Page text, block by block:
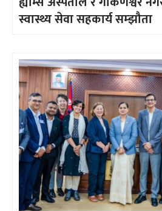
स्वास्थ्य सेवा सहकार्य सम्झौता